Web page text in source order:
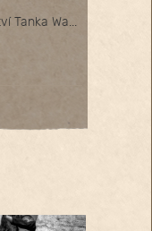
Tanka Wa...